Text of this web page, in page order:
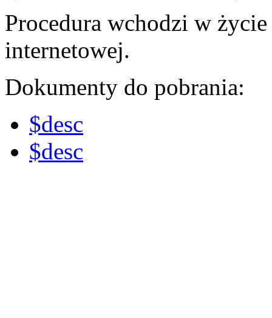
Procedura wchodzi w
internetowej.
Dokumenty do pobrania:
$desc
$desc